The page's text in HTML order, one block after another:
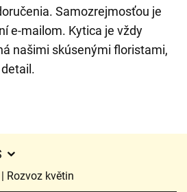
Samozrejmosťou je
e-mailom. Kytica je vždy
našimi skúsenými floristami,
Rozvoz květin